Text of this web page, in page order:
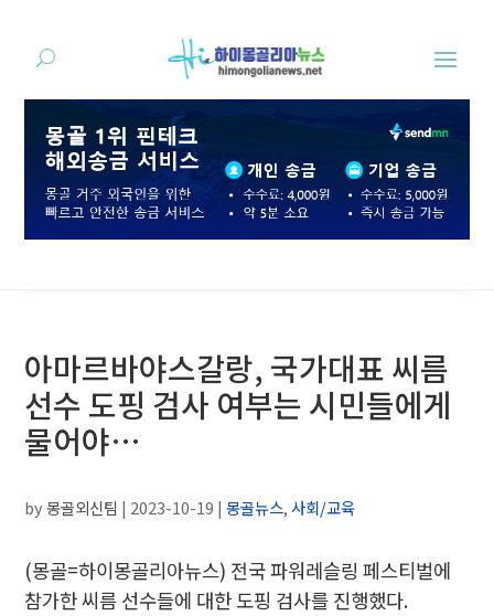
아마르바야스갈랑, 국가대표 씨름
선수 도핑 검사 여부는 시민들에게
물어야…
by몽골외신팀 | 2023-10-19 |몽골뉴스,사회/교육
(몽골=하이몽골리아뉴스) 전국 파워레슬링 페스티벌에
참가한 씨름 선수들에 대한 도핑 검사를 진행했다.